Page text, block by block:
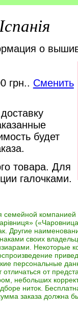
о
грн.. Сменить
будет
товара. Для
галочками.
семейной компанией
Другие
своих
Некоторые
персональные
от
небольших
ниток.
заказа должна